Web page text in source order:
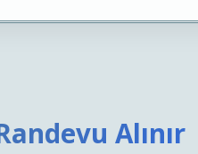
Alınır